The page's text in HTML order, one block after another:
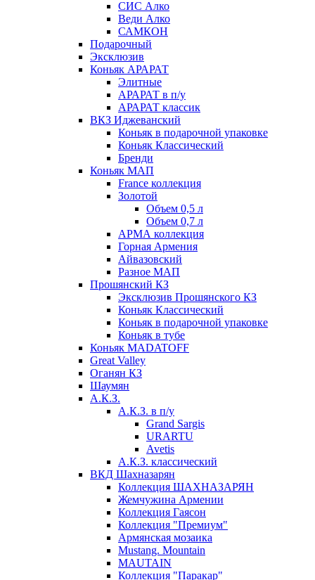
СИС Алко
Веди Алко
САМКОН
Подарочный
Эксклюзив
Коньяк АРАРАТ
Элитные
АРАРАТ в п/у
АРАРАТ классик
ВКЗ Иджеванский
Коньяк в подарочной упаковке
Коньяк Классический
Бренди
Коньяк МАП
France коллекция
Золотой
Объем 0,5 л
Объем 0,7 л
АРМА коллекция
Горная Армения
Айвазовский
Разное МАП
Прошянский КЗ
Эксклюзив Прошянского КЗ
Коньяк Классический
Коньяк в подарочной упаковке
Коньяк в тубе
Коньяк MADATOFF
Great Valley
Оганян КЗ
Шаумян
А.К.З.
А.К.З. в п/у
Grand Sargis
URARTU
Avetis
А.К.З. классический
ВКД Шахназарян
Коллекция ШАХНАЗАРЯН
Жемчужина Армении
Коллекция Гаясон
Коллекция "Премиум"
Армянская мозаика
Mustang. Mountain
MAUTAIN
Коллекция "Паракар"